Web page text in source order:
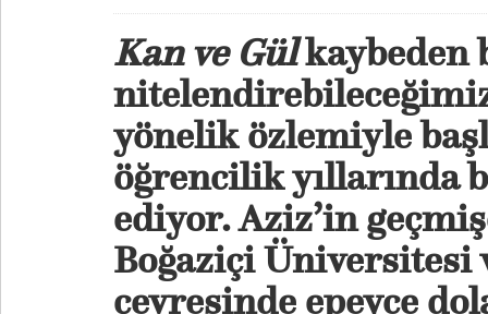
Kan ve Gülkaybeden
yönelik özlemiyle
öğrencilik yıllarında
ediyor. Aziz’in
Boğaziçi Üniversitesi
çevresinde epeyce